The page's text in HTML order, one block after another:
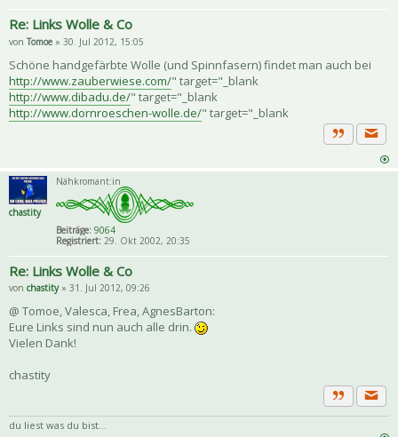
Re: Links Wolle & Co
von Tomoe » 30. Jul 2012, 15:05
Schöne handgefärbte Wolle (und Spinnfasern) findet man auch bei
http://www.zauberwiese.com/" target="_blank
http://www.dibadu.de/" target="_blank
http://www.dornroeschen-wolle.de/" target="_blank
Zitat
chastity
Nähkromant:in
Beiträge: 9064
Registriert:29. Okt 2002, 20:35
Re: Links Wolle & Co
von chastity» 31. Jul 2012, 09:26
@ Tomoe, Valesca, Frea, AgnesBarton:
Eure Links sind nun auch alle drin.
Vielen Dank!
chastity
Zitat
du liest was du bist...